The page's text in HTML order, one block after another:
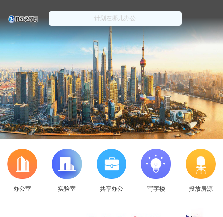
办公室 实验室 共享办公 写字楼 投放房源